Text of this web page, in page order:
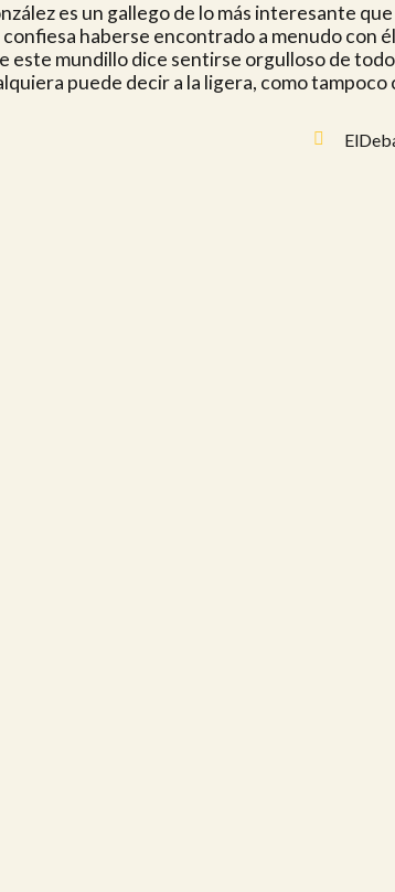
es un gallego de lo más interesante
haberse encontrado a menudo con
este mundillo dice sentirse orgulloso de
puede decir a la ligera, como